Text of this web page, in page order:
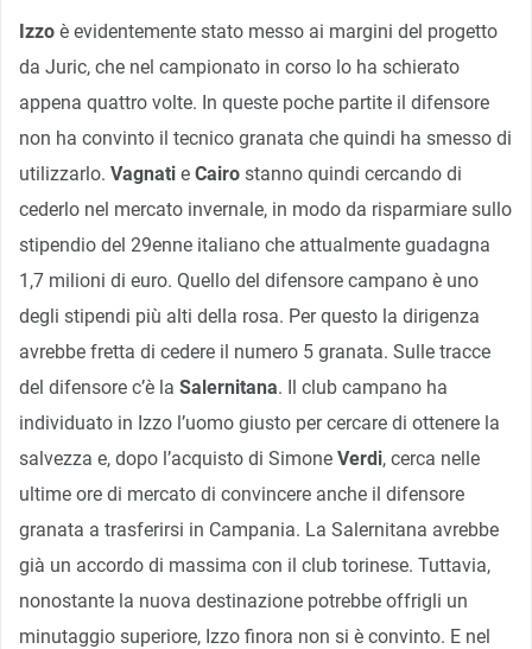
Izzo è evidentemente stato messo ai margini del progetto
da Juric, che nel campionato in corso lo ha schierato
appena quattro volte. In queste poche partite il difensore
non ha convinto il tecnico granata che quindi ha smesso di
utilizzarlo. Vagnati e Cairo stanno quindi cercando di
cederlo nel mercato invernale, in modo da risparmiare sullo
stipendio del 29enne italiano che attualmente guadagna
1,7 milioni di euro. Quello del difensore campano è uno
degli stipendi più alti della rosa. Per questo la dirigenza
avrebbe fretta di cedere il numero 5 granata. Sulle tracce
del difensore c’è la Salernitana. Il club campano ha
individuato in Izzo l’uomo giusto per cercare di ottenere la
salvezza e, dopo l’acquisto di Simone Verdi, cerca nelle
ultime ore di mercato di convincere anche il difensore
granata a trasferirsi in Campania. La Salernitana avrebbe
già un accordo di massima con il club torinese. Tuttavia,
nonostante la nuova destinazione potrebbe offrigli un
minutaggio superiore, Izzo finora non si è convinto. E nel